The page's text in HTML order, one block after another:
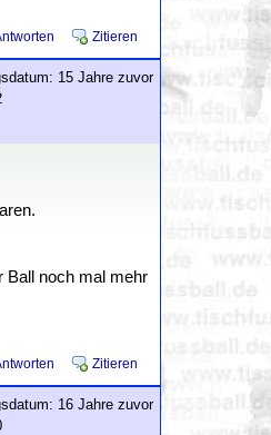
Zitieren
15 Jahre zuvor
Ball noch mal mehr
Zitieren
16 Jahre zuvor